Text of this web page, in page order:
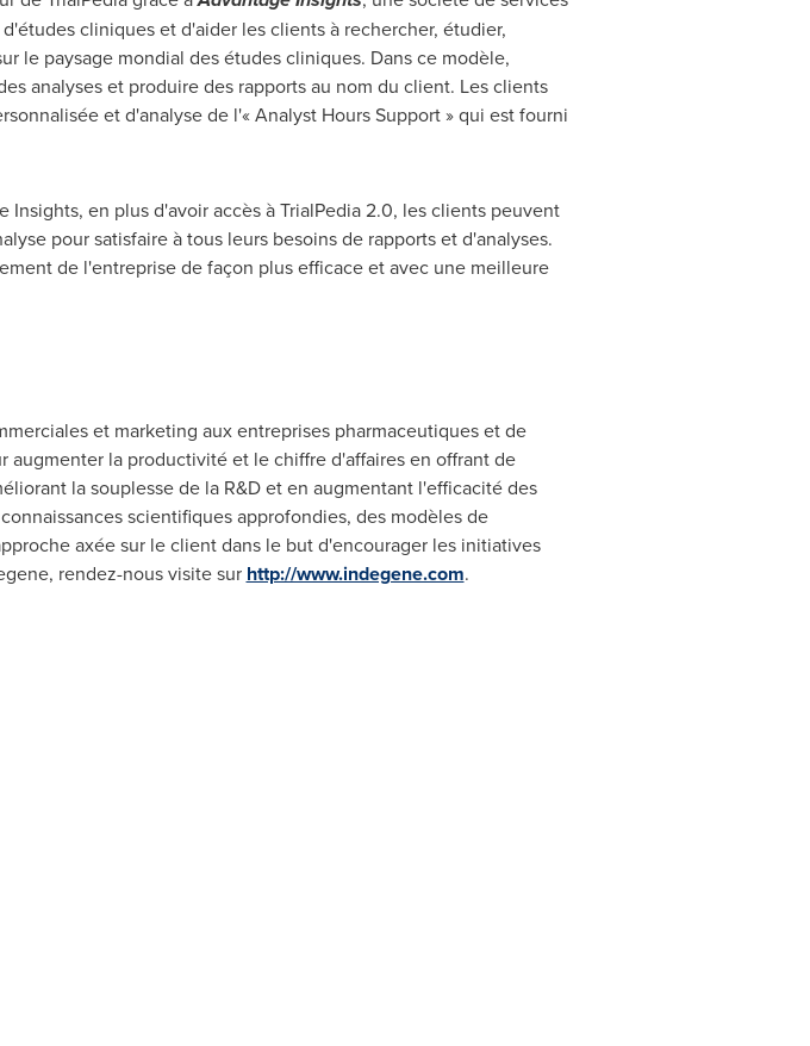
cliniques et d'aider les clients à rechercher, étudier,
le paysage mondial des études cliniques. Dans ce modèle,
analyses et produire des rapports au nom du client. Les clients
et d'analyse de l'« Analyst Hours Support » qui est fourni
en plus d'avoir accès à TrialPedia 2.0, les clients peuvent
pour satisfaire à tous leurs besoins de rapports et d'analyses.
de l'entreprise de façon plus efficace et avec une meilleure
et marketing aux entreprises pharmaceutiques et de
la productivité et le chiffre d'affaires en offrant de
la souplesse de la R&D et en augmentant l'efficacité des
scientifiques approfondies, des modèles de
axée sur le client dans le but d'encourager les initiatives
rendez-nous visite sur http://www.indegene.com.